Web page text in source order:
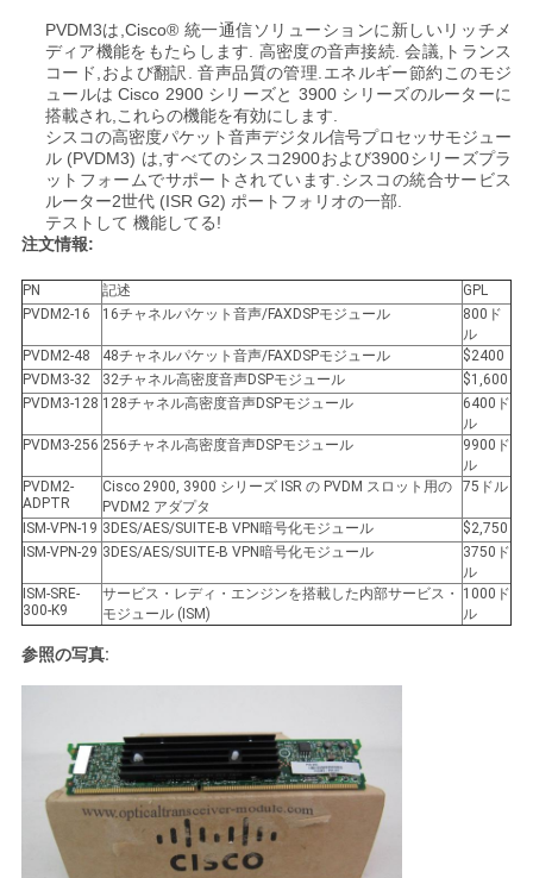
SITEMAP
イ
バ
シ
ー
ポ
リ
シ
ー
PVDM3は,Cisco® 統一通信ソリューションに新しいリッチメ
ディア機能をもたらします. 高密度の音声接続. 会議,トランス
コード,および翻訳. 音声品質の管理.エネルギー節約このモジ
ュールは Cisco 2900 シリーズと 3900 シリーズのルーターに
搭載され,これらの機能を有効にします.
シスコの高密度パケット音声デジタル信号プロセッサモジュー
ル (PVDM3) は,すべてのシスコ2900および3900シリーズプラ
ットフォームでサポートされています.シスコの統合サービス
ルーター2世代 (ISR G2) ポートフォリオの一部.
テストして 機能してる!
注文情報:
PN 記述
GPL
PVDM2-16
16チャネルパケット音声/FAXDSPモジュール
800ド
ル
PVDM2-48
48チャネルパケット音声/FAXDSPモジュール
$2400
PVDM3-32
32チャネル高密度音声DSPモジュール
$1,600
PVDM3-128 128チャネル高密度音声DSPモジュール
6400ド
ル
PVDM3-256 256チャネル高密度音声DSPモジュール
9900ド
ル
PVDM2-
ADPTR
Cisco 2900, 3900 シリーズ ISR の PVDM スロット用の
PVDM2 アダプタ
75ドル
ISM-VPN-19 3DES/AES/SUITE-B VPN暗号化モジュール
$2,750
ISM-VPN-29 3DES/AES/SUITE-B VPN暗号化モジュール
3750ド
ル
ISM-SRE-
300-K9
サービス・レディ・エンジンを搭載した内部サービス・
モジュール (ISM)
1000ド
ル
参照の写真: